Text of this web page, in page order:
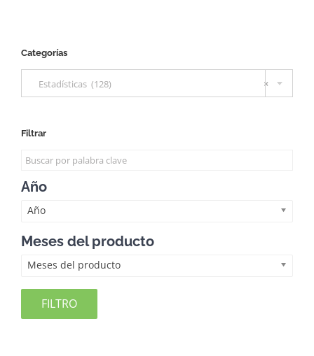
Categorías
×
Estadísticas (128)
Filtrar
Año
Año
Meses del producto
Meses del producto
FILTRO